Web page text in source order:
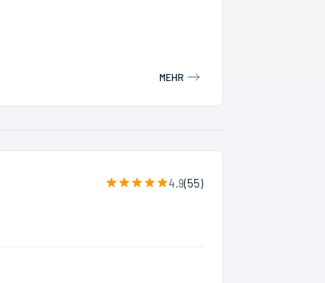
MEHR
4.9(55)